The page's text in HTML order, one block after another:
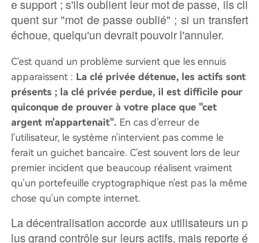
e support ; s'ils oublient leur mot de passe, ils cli
quent sur "mot de passe oublié" ; si un transfert
échoue, quelqu'un devrait pouvoir l'annuler.
C'est quand un problème survient que les ennuis
apparaissent : La clé privée détenue, les actifs sont
présents ; la clé privée perdue, il est difficile pour
quiconque de prouver à votre place que "cet
argent m'appartenait". En cas d'erreur de
l'utilisateur, le système n'intervient pas comme le
ferait un guichet bancaire. C'est souvent lors de leur
premier incident que beaucoup réalisent vraiment
qu'un portefeuille cryptographique n'est pas la même
chose qu'un compte internet.
La décentralisation accorde aux utilisateurs un p
lus grand contrôle sur leurs actifs, mais reporte é